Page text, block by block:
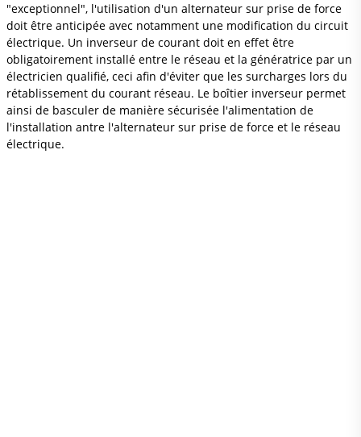
"exceptionnel", l'utilisation d'un alternateur sur prise de force
doit être anticipée avec notamment une modification du circuit
électrique. Un inverseur de courant doit en effet être
obligatoirement installé entre le réseau et la génératrice par un
électricien qualifié, ceci afin d'éviter que les surcharges lors du
rétablissement du courant réseau. Le boîtier inverseur permet
ainsi de basculer de manière sécurisée l'alimentation de
l'installation antre l'alternateur sur prise de force et le réseau
électrique.